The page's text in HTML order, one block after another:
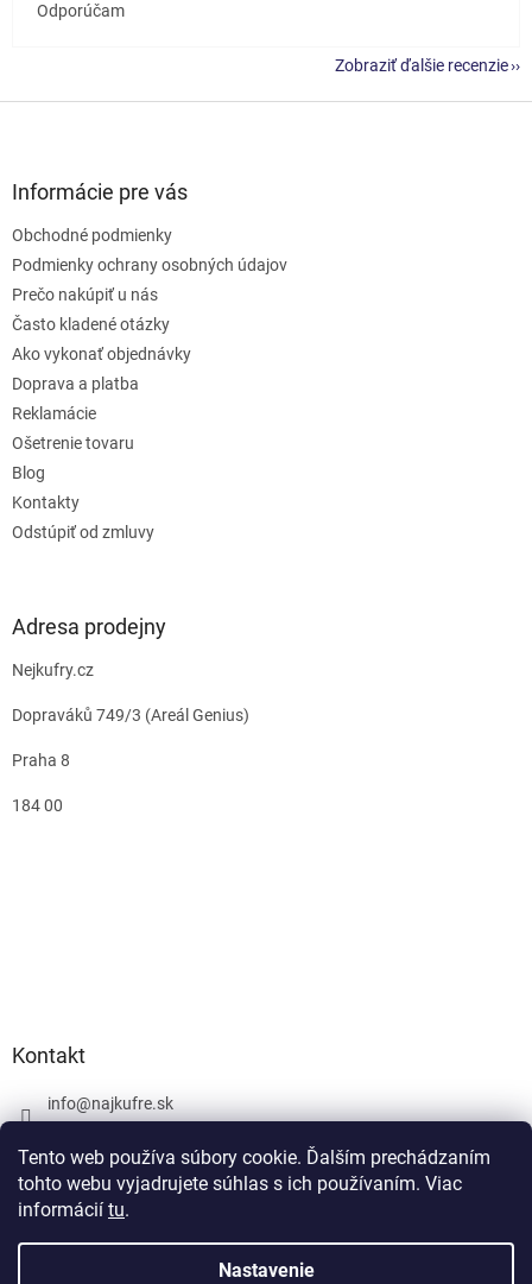
Tento web používa súbory cookie. Ďalším prechádzaním
tohto webu vyjadrujete súhlas s ich používaním. Viac
informácií tu.
Nastavenie
Odporúčam
Zobraziť ďalšie recenzie
Informácie pre vás
Obchodné podmienky
Podmienky ochrany osobných údajov
Prečo nakúpiť u nás
Často kladené otázky
Ako vykonať objednávky
Doprava a platba
Reklamácie
Ošetrenie tovaru
Blog
Kontakty
Odstúpiť od zmluvy
Adresa prodejny
Nejkufry.cz
Dopraváků 749/3 (Areál Genius)
Praha 8
184 00
Kontakt
info@najkufre.sk
Facebook
Vytvoril Shoptet